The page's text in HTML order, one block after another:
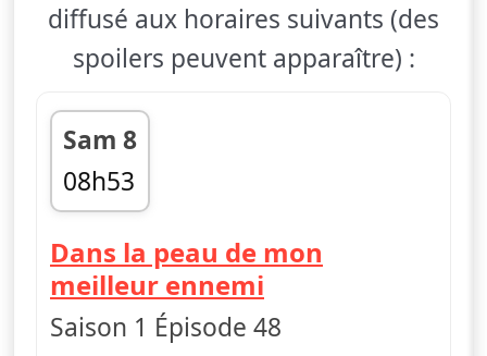
diffusé aux horaires suivants (des
spoilers peuvent apparaître) :
Sam 8
08h53
fin 09h04
Dans la peau de mon
meilleur ennemi
Saison 1 Épisode 48